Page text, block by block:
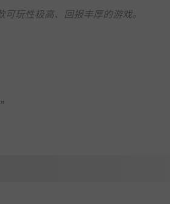
玩性极高、回报丰厚的游戏。